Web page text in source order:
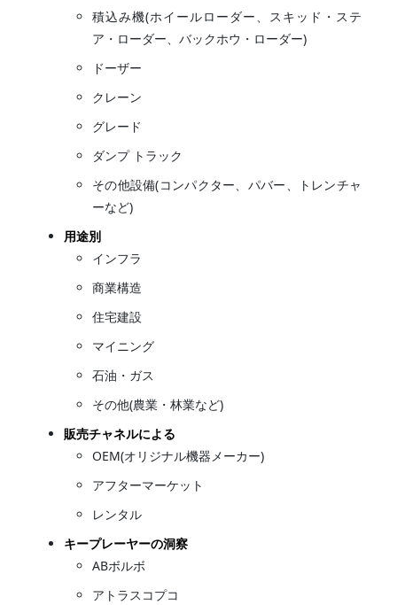
積込み機(ホイールローダー、スキッド・ステ
ア・ローダー、バックホウ・ローダー)
ドーザー
クレーン
グレード
ダンプ トラック
その他設備(コンパクター、パバー、トレンチャ
ーなど)
用途別
インフラ
商業構造
住宅建設
マイニング
石油・ガス
その他(農業・林業など)
販売チャネルによる
OEM(オリジナル機器メーカー)
アフターマーケット
レンタル
キープレーヤーの洞察
ABボルボ
アトラスコプコ